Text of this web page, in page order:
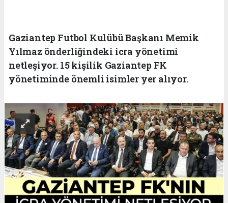
Gaziantep Futbol Kulübü Başkanı Memik
Yılmaz önderliğindeki icra yönetimi
netleşiyor. 15 kişilik Gaziantep FK
yönetiminde önemli isimler yer alıyor.